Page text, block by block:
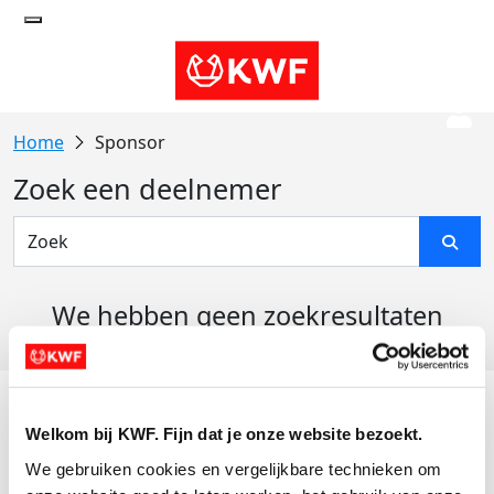
Welkom bij KWF. Fijn dat je onze website bezoekt.
We gebruiken cookies en vergelijkbare technieken om
Sponsor
Zoek een deelnemer
We hebben geen zoekresultaten
Actiematerialen
Evenementen